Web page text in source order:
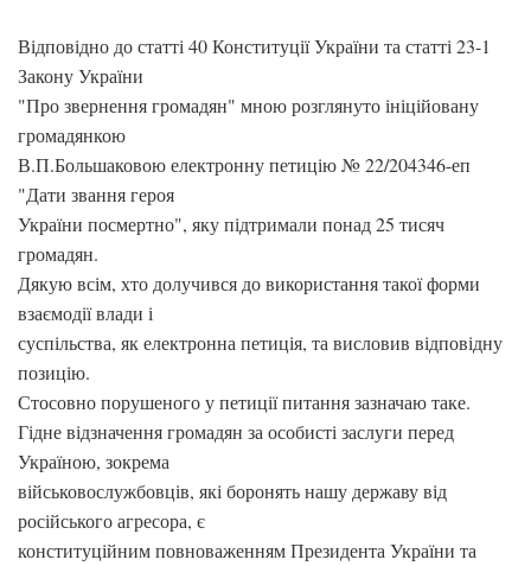
Відповідно до статті 40 Конституції України та статті 23-1
Закону України
"Про звернення громадян" мною розглянуто ініційовану
громадянкою
В.П.Большаковою електронну петицію № 22/204346-еп
"Дати звання героя
України посмертно", яку підтримали понад 25 тисяч
громадян.
Дякую всім, хто долучився до використання такої форми
взаємодії влади і
суспільства, як електронна петиція, та висловив відповідну
позицію.
Стосовно порушеного у петиції питання зазначаю таке.
Гідне відзначення громадян за особисті заслуги перед
Україною, зокрема
військовослужбовців, які боронять нашу державу від
російського агресора, є
конституційним повноваженням Президента України та